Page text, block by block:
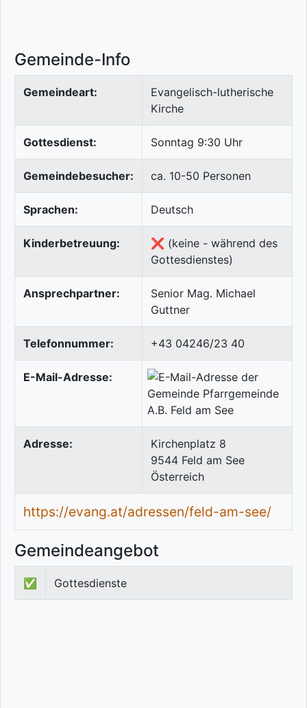
Gemeinde-Info
Gemeindeart:
Evangelisch-lutherische
Kirche
Gottesdienst: Sonntag 9:30 Uhr
Gemeindebesucher: ca. 10-50 Personen
Sprachen: Deutsch
Kinderbetreuung:
❌ (keine - während des
Gottesdienstes)
Ansprechpartner:
Senior Mag. Michael
Guttner
Telefonnummer: +43 04246/23 40
E-Mail-Adresse:
Adresse:
Kirchenplatz 8
9544 Feld am See
Österreich
https://evang.at/adressen/feld-am-see/
Gemeindeangebot
✅ Gottesdienste